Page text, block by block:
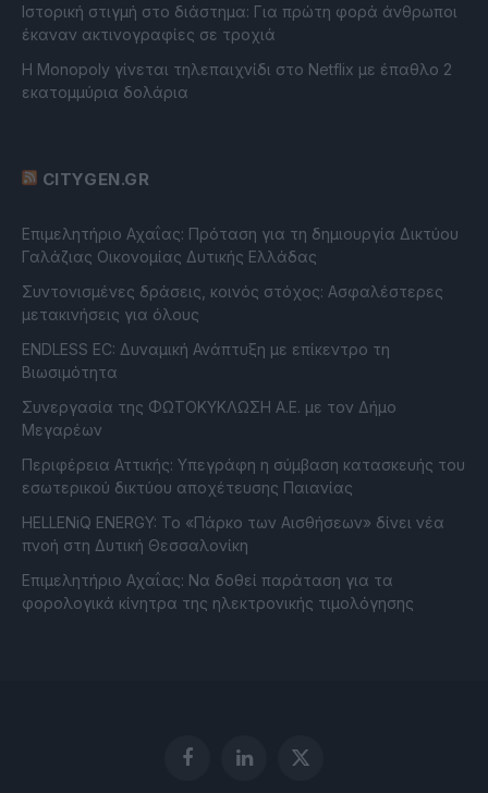
Ιστορική στιγμή στο διάστημα: Για πρώτη φορά άνθρωποι
έκαναν ακτινογραφίες σε τροχιά
Η Monopoly γίνεται τηλεπαιχνίδι στο Netflix με έπαθλο 2
εκατομμύρια δολάρια
CITYGEN.GR
Επιμελητήριο Αχαΐας: Πρόταση για τη δημιουργία Δικτύου
Γαλάζιας Οικονομίας Δυτικής Ελλάδας
Συντονισμένες δράσεις, κοινός στόχος: Ασφαλέστερες
μετακινήσεις για όλους
ENDLESS EC: Δυναμική Ανάπτυξη με επίκεντρο τη
Βιωσιμότητα
Συνεργασία της ΦΩΤΟΚΥΚΛΩΣΗ Α.Ε. με τον Δήμο
Μεγαρέων
Περιφέρεια Αττικής: Υπεγράφη η σύμβαση κατασκευής του
εσωτερικού δικτύου αποχέτευσης Παιανίας
HELLENiQ ENERGY: Το «Πάρκο των Αισθήσεων» δίνει νέα
πνοή στη Δυτική Θεσσαλονίκη
Επιμελητήριο Αχαΐας: Να δοθεί παράταση για τα
φορολογικά κίνητρα της ηλεκτρονικής τιμολόγησης
FacebookLinkedInX